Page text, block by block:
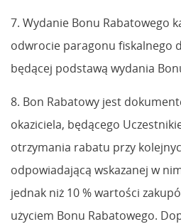
7. Wydanie Bonu Rabatowego
odwrocie paragonu fiskalnego
będącej podstawą wydania
8. Bon Rabatowy jest
okaziciela, będącego
otrzymania rabatu przy
odpowiadającą wskazanej w
jednak niż 10 % wartości
użyciem Bonu Rabatowego.